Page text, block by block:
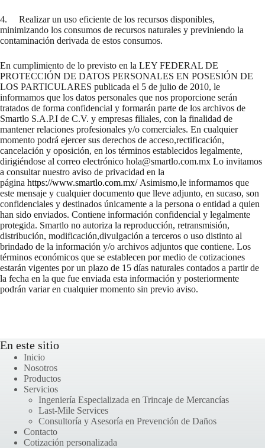
4. Realizar un uso eficiente de los recursos disponibles,
minimizando los consumos de recursos naturales y previniendo la
contaminación derivada de estos consumos.
En cumplimiento de lo previsto en la LEY FEDERAL DE
PROTECCIÓN DE DATOS PERSONALES EN POSESIÓN DE
LOS PARTICULARES publicada el 5 de julio de 2010, le
informamos que los datos personales que nos proporcione serán
tratados de forma confidencial y formarán parte de los archivos de
Smartlo S.A.P.I de C.V. y empresas filiales, con la finalidad de
mantener relaciones profesionales y/o comerciales. En cualquier
momento podrá ejercer sus derechos de acceso,rectificación,
cancelación y oposición, en los términos establecidos legalmente,
dirigiéndose al correo electrónico hola@smartlo.com.mx Lo invitamos
a consultar nuestro aviso de privacidad en la
página https://www.smartlo.com.mx/ Asimismo,le informamos que
este mensaje y cualquier documento que lleve adjunto, en sucaso, son
confidenciales y destinados únicamente a la persona o entidad a quien
han sido enviados. Contiene información confidencial y legalmente
protegida. Smartlo no autoriza la reproducción, retransmisión,
distribución, modificación,divulgación a terceros o uso distinto al
brindado de la información y/o archivos adjuntos que contiene. Los
términos económicos que se establecen por medio de cotizaciones
estarán vigentes por un plazo de 15 días naturales contados a partir de
la fecha en la que fue enviada esta información y posteriormente
podrán variar en cualquier momento sin previo aviso.
En este sitio
Inicio
Nosotros
Productos
Servicios
Ingeniería Especializada en Trincaje de Mercancías
Last-Mile Services
Consultoría y Asesoría en Prevención de Daños
Contacto
Cotización personalizada